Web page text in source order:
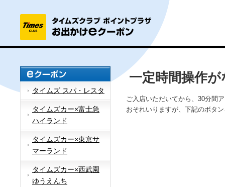
タイムズ スパ・レスタ
タイムズカー×富士急
ハイランド
タイムズカー×東京サ
マーランド
タイムズカー×西武園
ゆうえんち
一定時間操作
ご入店いただいてから、30分間
おそれいりますが、下記のボタ